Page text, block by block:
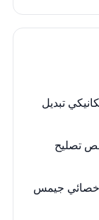
تبديل
تصليح